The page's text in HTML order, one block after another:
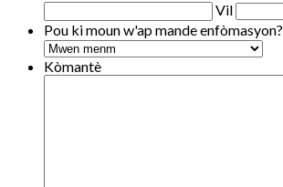
Vil
Pou ki moun w'ap mande enfòmasyon?
Kòmantè